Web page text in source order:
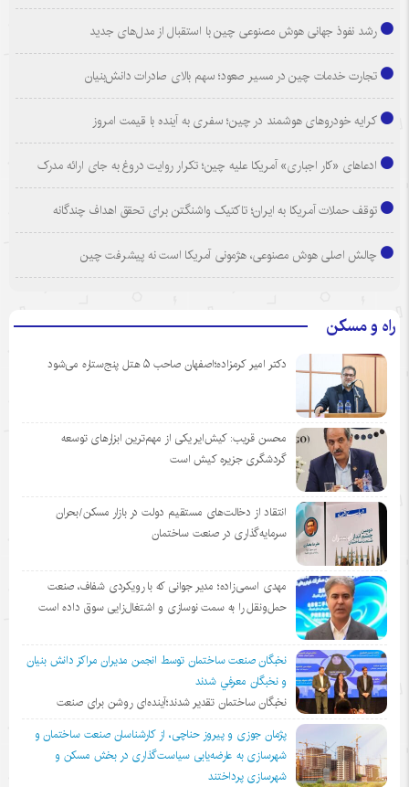
رشد نفوذ جهانی هوش مصنوعی چین با استقبال از مدل‌های جدید
تجارت خدمات چین در مسیر صعود؛ سهم بالای صادرات دانش‌بنیان
کرایه خودروهای هوشمند در چین؛ سفری به آینده با قیمت امروز
ادعاهای «کار اجباری» آمریکا علیه چین؛ تکرار روایت دروغ به جای ارائه مدرک
توقف حملات آمریکا به ایران؛ تاکتیک واشنگتن برای تحقق اهداف چندگانه
چالش اصلی هوش مصنوعی، هژمونی آمریکا است نه پیشرفت چین
راه و مسکن
دکتر امیر کرمزاده؛اصفهان صاحب ۵ هتل پنج‌ستاره می‌شود
محسن قریب: کیش‌ایر یکی از مهم‌ترین ابزارهای توسعه
گردشگری جزیره کیش است
انتقاد از دخالت‌های مستقیم دولت در بازار مسکن/بحران
سرمایه‌گذاری در صنعت ساختمان
مهدی اسمی‌زاده؛ مدیر جوانی که با رویکردی شفاف، صنعت
حمل‌ونقل را به سمت نوسازی و اشتغال‌زایی سوق داده است
نخبگان صنعت ساختمان توسط انجمن مديران مراكز دانش بنيان
و نخبگان معرفي شدند
نخبگان ساختمان تقدیر شدند؛آینده‌ای روشن برای صنعت
پژمان جوزی و پیروز حناچی، از کارشناسان صنعت ساختمان و
شهرسازی به عارضه‌یابی سیاست‌گذاری در بخش مسکن و
شهرسازی پرداختند